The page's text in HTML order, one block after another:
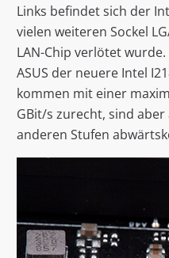
Links befindet sich der
vielen weiteren Sockel
LAN-Chip verlötet
ASUS der neuere Intel
kommen mit einer
GBit/s zurecht, sind
anderen Stufen